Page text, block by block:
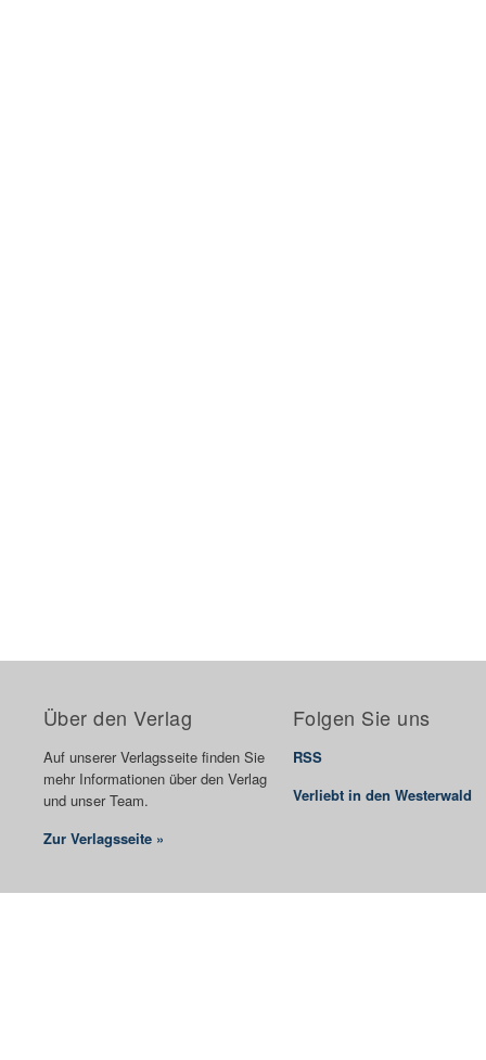
Über den Verlag
Auf unserer Verlagsseite finden Sie
mehr Informationen über den Verlag
und unser Team.
Zur Verlagsseite »
Folgen Sie uns
RSS
Verliebt in den Westerwald